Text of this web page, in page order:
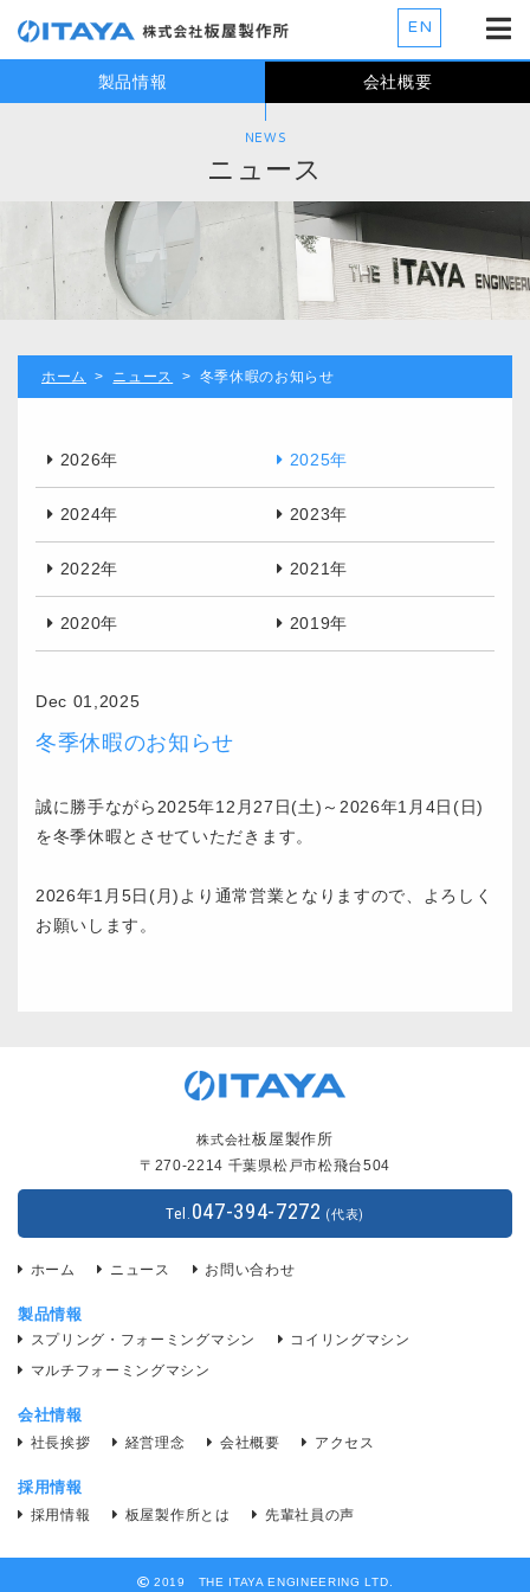
EN
製品情報 会社概要
NEWS
ニュース
ホーム > ニュース > 冬季休暇のお知らせ
2026年 2025年
2024年 2023年
2022年 2021年
2020年 2019年
Dec 01,2025
冬季休暇のお知らせ
誠に勝手ながら2025年12月27日(土)～2026年1月4日(日)
を冬季休暇とさせていただきます。
2026年1月5日(月)より通常営業となりますので、よろしく
お願いします。
株式会社板屋製作所
〒270-2214 千葉県松戸市松飛台504
Tel. 047-394-7272 (代表)
ホーム ニュース お問い合わせ
製品情報
スプリング・フォーミングマシン
コイリングマシン
マルチフォーミングマシン
会社情報
社長挨拶 経営理念 会社概要 アクセス
採用情報
採用情報 板屋製作所とは 先輩社員の声
2019 THE ITAYA ENGINEERING LTD.